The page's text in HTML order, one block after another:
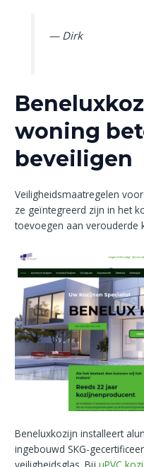
— Dirk
woning
beveiligen
Veiligheidsmaatregelen
ze geïntegreerd zijn in het
toevoegen aan verouderde
Beneluxkozijn installeert
ingebouwd SKG-